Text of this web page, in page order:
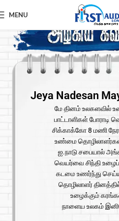
MENU
Jeya Nadesan
மே தினம் உலகளவில்
பாட்டாளிகள் போராடி
சிக்காக்கோ 8 மணி
உண்மை
ஐ.நாடு சபையால்
வெயர்வை சிந்தி
கடமை உணர்ந்து
தொழிலாளர்
உழைக்கும்
நாளைய உலகம்